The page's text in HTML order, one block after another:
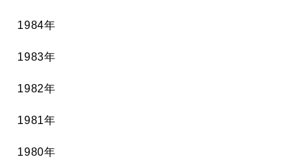
1984年
1983年
1982年
1981年
1980年